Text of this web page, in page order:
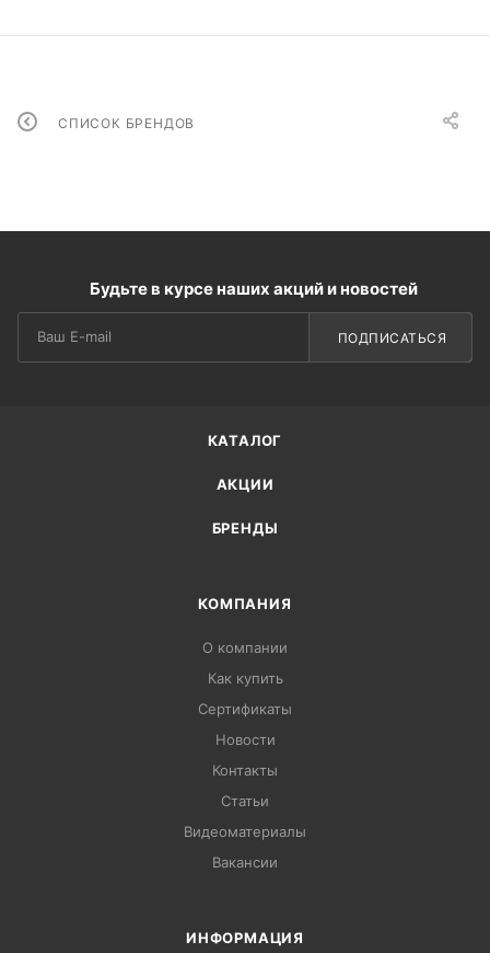
СПИСОК БРЕНДОВ
Будьте в курсе наших акций и новостей
ПОДПИСАТЬСЯ
КАТАЛОГ
АКЦИИ
БРЕНДЫ
КОМПАНИЯ
О компании
Как купить
Сертификаты
Новости
Контакты
Статьи
Видеоматериалы
Вакансии
ИНФОРМАЦИЯ